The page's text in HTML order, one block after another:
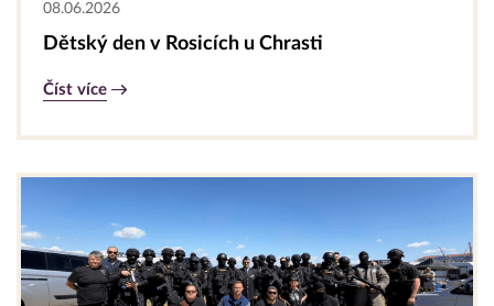
08.06.2026
Dětský den v Rosicích u Chrasti
Číst více